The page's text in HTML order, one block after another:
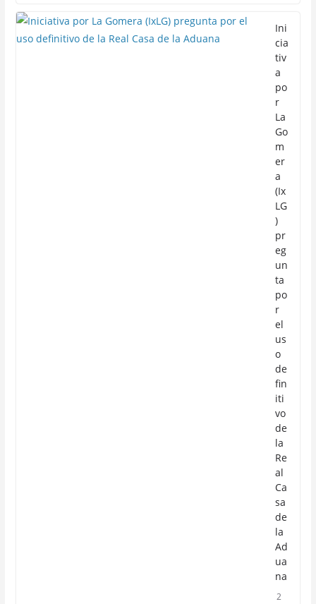
Ini
cia
tiv
a
po
r
La
Go
m
er
a
(Ix
LG
)
pr
eg
un
ta
po
r
el
us
o
de
fin
iti
vo
de
la
Re
al
Ca
sa
de
la
Ad
ua
na
2